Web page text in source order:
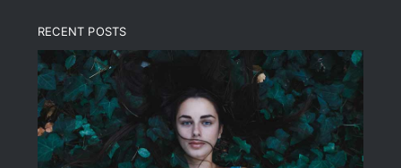
RECENT POSTS